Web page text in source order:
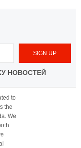
НОВОСТЕЙ
to
the
We